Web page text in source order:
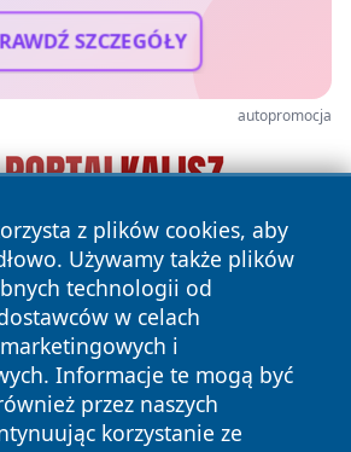
SZCZEGÓŁY
autopromocja
z plików cookies, aby
Używamy także plików
technologii od
w celach
i
Informacje te mogą być
przez naszych
korzystanie ze
Wszystkie prawa zastrzeżone.